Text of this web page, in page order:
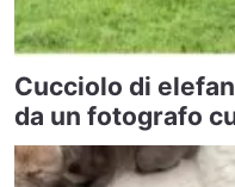
Cucciolo di
da un fotografo